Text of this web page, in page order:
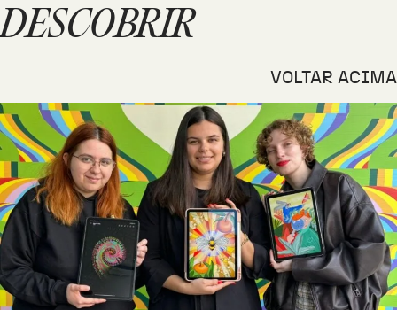
DESCOBRIR
VOLTAR ACIMA